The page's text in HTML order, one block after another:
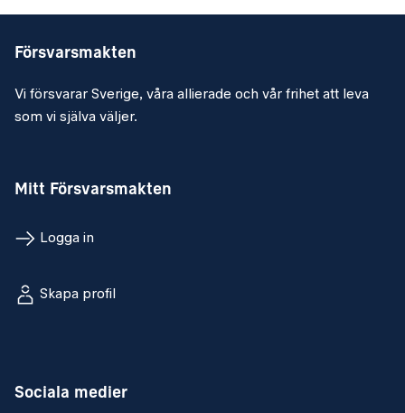
Försvarsmakten
Vi försvarar Sverige, våra allierade och vår frihet att leva
som vi själva väljer.
Mitt Försvarsmakten
Logga in
Skapa profil
Sociala medier